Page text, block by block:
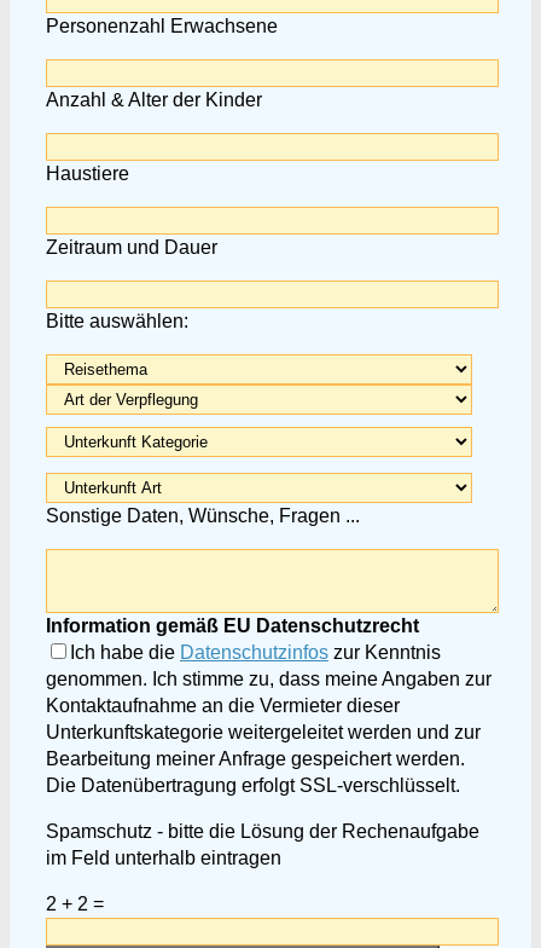
Personenzahl Erwachsene
Anzahl & Alter der Kinder
Haustiere
Zeitraum und Dauer
Bitte auswählen:
Sonstige Daten, Wünsche, Fragen ...
Information gemäß EU Datenschutzrecht
Ich habe die Datenschutzinfos zur Kenntnis
genommen. Ich stimme zu, dass meine Angaben zur
Kontaktaufnahme an die Vermieter dieser
Unterkunftskategorie weitergeleitet werden und zur
Bearbeitung meiner Anfrage gespeichert werden.
Die Datenübertragung erfolgt SSL-verschlüsselt.
Spamschutz - bitte die Lösung der Rechenaufgabe
im Feld unterhalb eintragen
2 + 2 =